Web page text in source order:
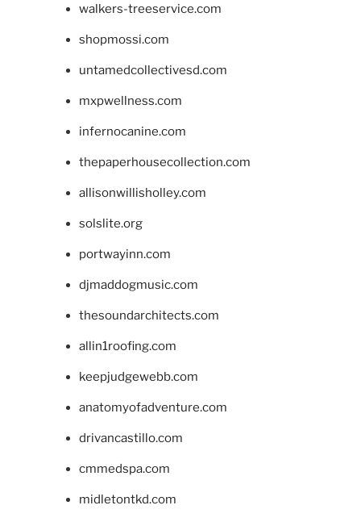
walkers-treeservice.com
shopmossi.com
untamedcollectivesd.com
mxpwellness.com
infernocanine.com
thepaperhousecollection.com
allisonwillisholley.com
solslite.org
portwayinn.com
djmaddogmusic.com
thesoundarchitects.com
allin1roofing.com
keepjudgewebb.com
anatomyofadventure.com
drivancastillo.com
cmmedspa.com
midletontkd.com